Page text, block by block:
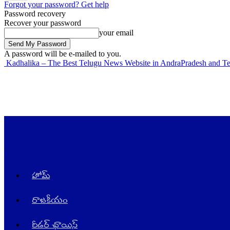
Forgot your password? Get help
Password recovery
Recover your password
your email
A password will be e-mailed to you.
Kadhalika – The Best Telugu News Website in AndraPradesh and
హోమ్
రాజ‌కీయం
రీడర్ ఛాయిస్